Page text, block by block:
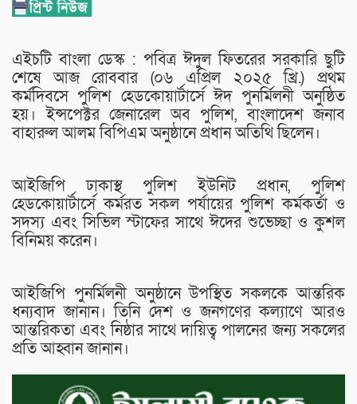
এইচটি বাংলা ডেস্ক : পবিত্র ঈদুল ফিতরের সরকারি ছুটি
শেষে আজ রোববার (০৬ এপ্রিল ২০২৫ খ্রি.) প্রথম
কর্মদিবসে পুলিশ হেডকোয়ার্টার্সে ঈদ পুনর্মিলনী অনুষ্ঠিত
হয়। ইন্সপেক্টর জেনারেল অব পুলিশ, বাংলাদেশ জনাব
বাহারুল আলম বিপিএম অনুষ্ঠানে প্রধান অতিথি ছিলেন।
আইজিপি ঢাকাস্থ পুলিশ ইউনিট প্রধান, পুলিশ
হেডকোয়ার্টার্সে কর্মরত সকল পর্যায়ের পুলিশ কর্মকর্তা ও
সদস্য এবং সিভিল স্টাফের সাথে ঈদের শুভেচ্ছা ও কুশল
বিনিময় করেন।
আইজিপি পুনর্মিলনী অনুষ্ঠানে উপস্থিত সকলকে আন্তরিক
ধন্যবাদ জানান। তিনি দেশ ও জনগণের কল্যাণে আরও
আন্তরিকতা এবং নিষ্ঠার সাথে দায়িত্ব পালনের জন্য সকলের
প্রতি আহ্বান জানান।